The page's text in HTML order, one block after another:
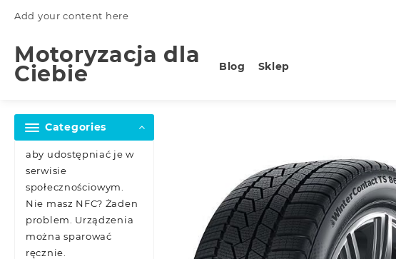
Add your content here
Motoryzacja dla
Ciebie Blog Sklep
Categories
aby udostępniać je w
serwisie
społecznościowym.
Nie masz NFC? Żaden
problem. Urządzenia
można sparować
ręcznie.